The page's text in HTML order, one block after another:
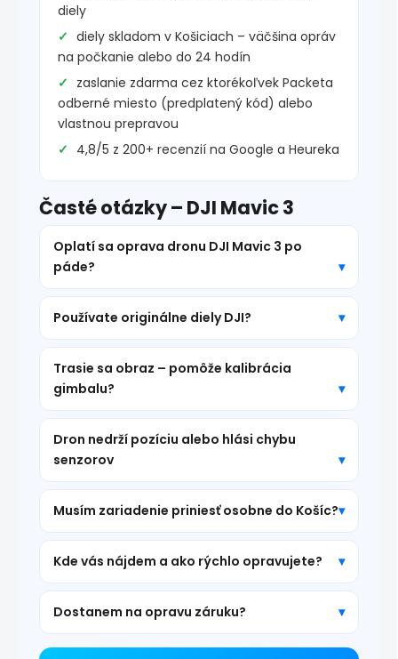
diely
diely skladom v Košiciach – väčšina opráv
na počkanie alebo do 24 hodín
zaslanie zdarma cez ktorékoľvek Packeta
odberné miesto (predplatený kód) alebo
vlastnou prepravou
4,8/5 z 200+ recenzií na Google a Heureka
Časté otázky – DJI Mavic 3
Oplatí sa oprava dronu DJI Mavic 3 po
páde?
Používate originálne diely DJI?
Trasie sa obraz – pomôže kalibrácia
gimbalu?
Dron nedrží pozíciu alebo hlási chybu
senzorov
Musím zariadenie priniesť osobne do Košíc?
Kde vás nájdem a ako rýchlo opravujete?
Dostanem na opravu záruku?